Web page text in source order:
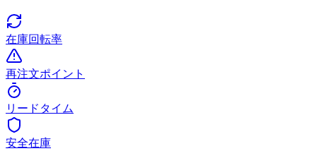
在庫回転率
再注文ポイント
リードタイム
安全在庫